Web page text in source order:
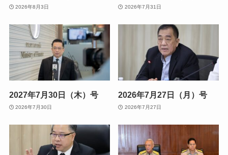
2026年8月3日 2026年7月31日
2027年7月30日（木）号
2026年7月30日
2026年7月27日（月）号
2026年7月27日